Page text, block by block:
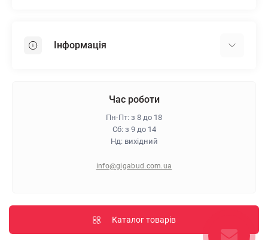
Пінопласт
Інформація
Гарантія та повернення
Політика конфіденційності
Час роботи
Пн-Пт: з 8 до 18
Сб: з 9 до 14
Нд: вихідний
info@gigabud.com.ua
Каталог товарів